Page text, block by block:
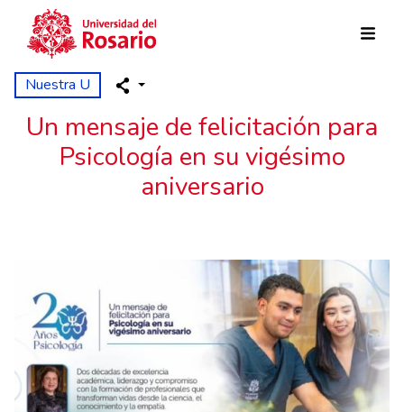
Pasar al contenido principal
Nuestra U
Un mensaje de felicitación para
Psicología en su vigésimo
aniversario